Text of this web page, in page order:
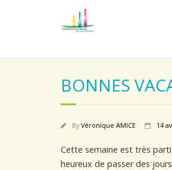
BONNES
ByVéronique AMICE 14
Cette semaine est très
heureux de passer des